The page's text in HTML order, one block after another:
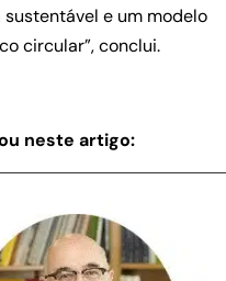
e um modelo
circular”, conclui.
neste artigo: